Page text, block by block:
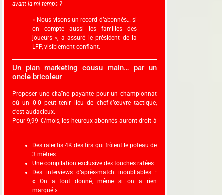
avant la mi-temps ?
« Nous visons un record d’abonnés… si
on compte aussi les familles des
joueurs », a assuré le président de la
LFP, visiblement confiant.
Un plan marketing cousu main… par un
oncle bricoleur
Proposer une chaîne payante pour un championnat
où un 0-0 peut tenir lieu de chef-d’œuvre tactique,
c’est audacieux.
Pour 9,99 €/mois, les heureux abonnés auront droit à
:
Des ralentis 4K des tirs qui frôlent le poteau de
3 mètres
Une compilation exclusive des touches ratées
Des interviews d’après-match inoubliables :
« On a tout donné, même si on a rien
marqué ».